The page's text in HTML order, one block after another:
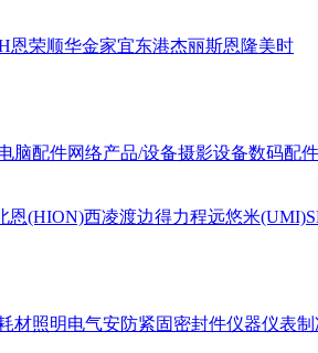
恩荣顺华金家宜东港杰丽斯恩隆美时
脑配件网络产品/设备摄影设备数码配件
恩(HION)西凌渡边得力程远悠米(UMI)
材照明电气安防紧固密封件仪器仪表制